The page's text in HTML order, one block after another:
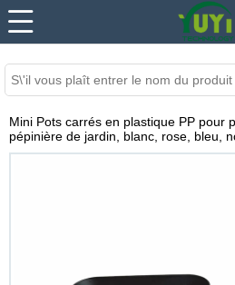
......
Mini Pots carrés en plastique PP pour
pépinière de jardin, blanc, rose, bleu,